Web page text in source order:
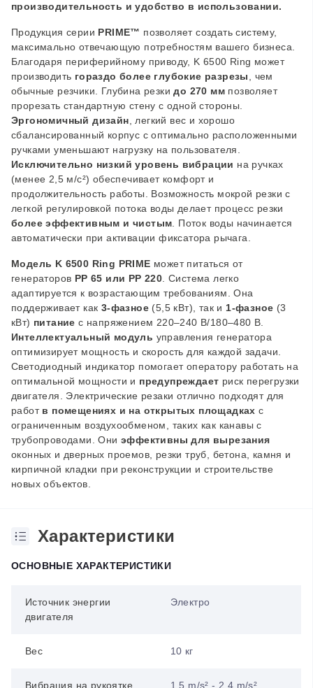
производительность и удобство в использовании.
Продукция серии PRIME™ позволяет создать систему,
максимально отвечающую потребностям вашего бизнеса.
Благодаря периферийному приводу, K 6500 Ring может
производить гораздо более глубокие разрезы
, чем
обычные резчики. Глубина резкидо 270 мм позволяет
прорезать стандартную стену с одной стороны.
Эргономичный дизайн , легкий вес и хорошо
сбалансированный корпус с оптимально расположенными
ручками уменьшают нагрузку на пользователя.
Исключительно низкий уровень вибрации на ручках
(менее 2,5 м/с²) обеспечивает комфорт и
продолжительность работы. Возможность мокрой резки с
легкой регулировкой потока воды делает процесс резки
более эффективным и чистым . Поток воды начинается
автоматически при активации фиксатора рычага.
Модель K 6500 Ring PRIME может питаться от
генераторов PP 65 или PP 220 . Система легко
адаптируется к возрастающим требованиям. Она
поддерживает как 3-фазное (5,5 кВт), так и 1-фазное (3
кВт) питание с напряжением 220–240 В/180–480 В.
Интеллектуальный модуль управления генератора
оптимизирует мощность и скорость для каждой задачи.
Светодиодный индикатор помогает оператору работать на
оптимальной мощности и предупреждает риск перегрузки
двигателя.
Электрические резаки отлично подходят для
работ в помещениях и на открытых площадках с
ограниченным воздухообменом, таких как канавы с
трубопроводами. Они эффективны для вырезания
оконных и дверных проемов, резки труб, бетона, камня и
кирпичной кладки при реконструкции и строительстве
новых объектов.
Характеристики
ОСНОВНЫЕ ХАРАКТЕРИСТИКИ
Источник энергии
двигателя
Электро
Вес 10 кг
Вибрация на рукоятке 1,5 m/s² - 2,4 m/s²